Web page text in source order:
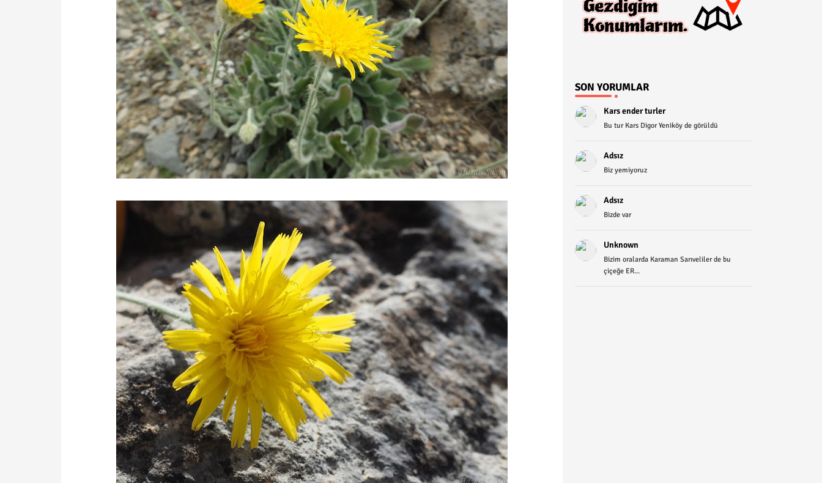
SON YORUMLAR
Kars ender turler
Bu tur Kars Digor Yeniköy de görüldü
Adsız
Biz yemiyoruz
Adsız
Bizde var
Unknown
Bizim oralarda Karaman Sarıveliler de bu
çiçeğe ER...